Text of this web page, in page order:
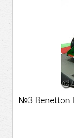
№3 Benetton